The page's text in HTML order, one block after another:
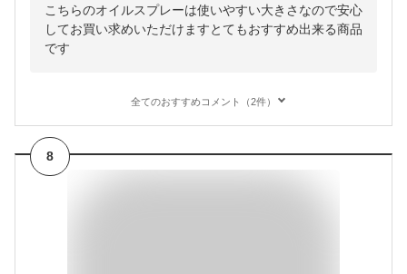
こちらのオイルスプレーは使いやすい大きさなので安心
してお買い求めいただけますとてもおすすめ出来る商品
です
全てのおすすめコメント（2件）
8